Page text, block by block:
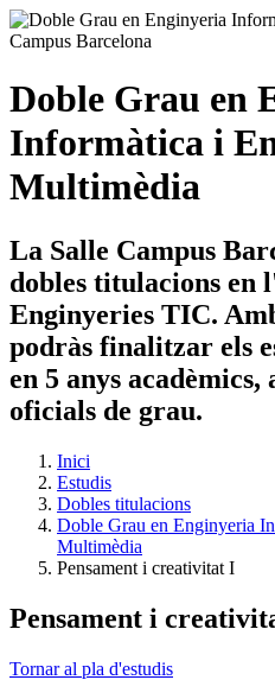
Doble Grau en
Informàtica i
Multimèdia
La Salle Campus
dobles titulacions en
Enginyeries TIC.
podràs finalitzar els
en 5 anys
oficials de grau.
Inici
Estudis
Dobles titulacions
Doble Grau en Enginyeria
Multimèdia
Pensament i creativitat I
Pensament i
Tornar al pla d'estudis